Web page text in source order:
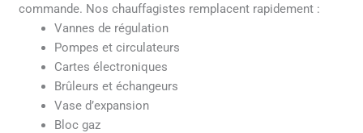
commande. Nos chauffagistes remplacent rapidement :
Vannes de régulation
Pompes et circulateurs
Cartes électroniques
Brûleurs et échangeurs
Vase d’expansion
Bloc gaz